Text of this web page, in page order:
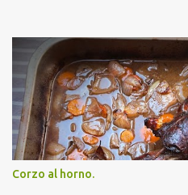
utilizarlo para otras recetas como
INGREDIENTES para un Pan
Agua . Levadura de panadería,
la panadería que hay levaduras
sal . RECETA para un Pan
la volcamos sobre una mesa
levadura en el agua y poco a
Corzo al horno.